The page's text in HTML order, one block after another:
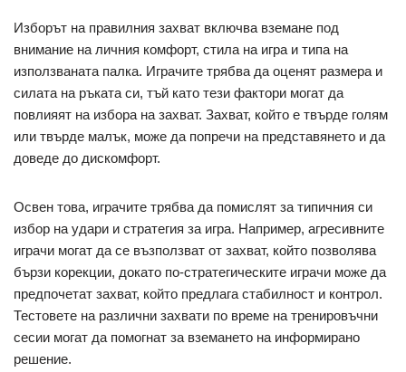
Изборът на правилния захват включва вземане под
внимание на личния комфорт, стила на игра и типа на
използваната палка. Играчите трябва да оценят размера и
силата на ръката си, тъй като тези фактори могат да
повлияят на избора на захват. Захват, който е твърде голям
или твърде малък, може да попречи на представянето и да
доведе до дискомфорт.
Освен това, играчите трябва да помислят за типичния си
избор на удари и стратегия за игра. Например, агресивните
играчи могат да се възползват от захват, който позволява
бързи корекции, докато по-стратегическите играчи може да
предпочетат захват, който предлага стабилност и контрол.
Тестовете на различни захвати по време на тренировъчни
сесии могат да помогнат за вземането на информирано
решение.